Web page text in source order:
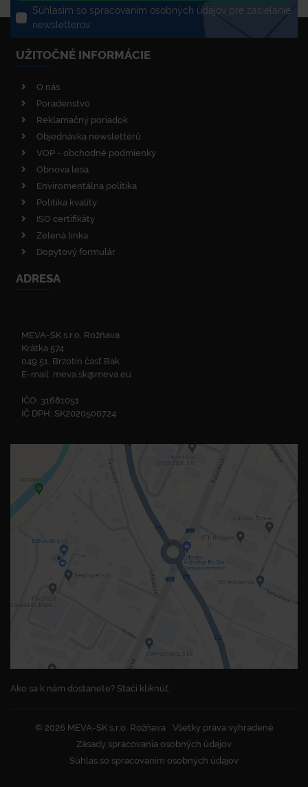
Súhlasím so spracovaním osobných údajov pre zasielanie
newsletterov
UŽITOČNÉ INFORMÁCIE
O nás
Poradenstvo
Reklamačný poriadok
Objednávka newsletterů
VOP - obchodné podmienky
Obnova lesa
Enviromentálna politika
Politika kvality
ISO certifikáty
Zelená linka
Dopytový formulár
ADRESA
MEVA-SK s.r.o. Rožňava
Krátka 574
049 51, Brzotín časť Bak
E-mail: meva.sk@meva.eu
IČO: 31681051
IČ DPH: SK2020500724
Ako sa k nám dostanete? Stačí kliknúť.
© 2026 MEVA-SK s.r.o. Rožňava
Všetky práva vyhradené
Zásady spracovania osobných údajov
Súhlas so spracovaním osobných údajov